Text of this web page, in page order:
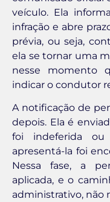
veículo. Ela
infração e abre
prévia, ou seja,
ela se tornar uma
nesse momento
indicar o condutor
A notificação de
depois. Ela é
foi indeferida
apresentá-la foi
Nessa fase, a
aplicada, e o
administrativo, não